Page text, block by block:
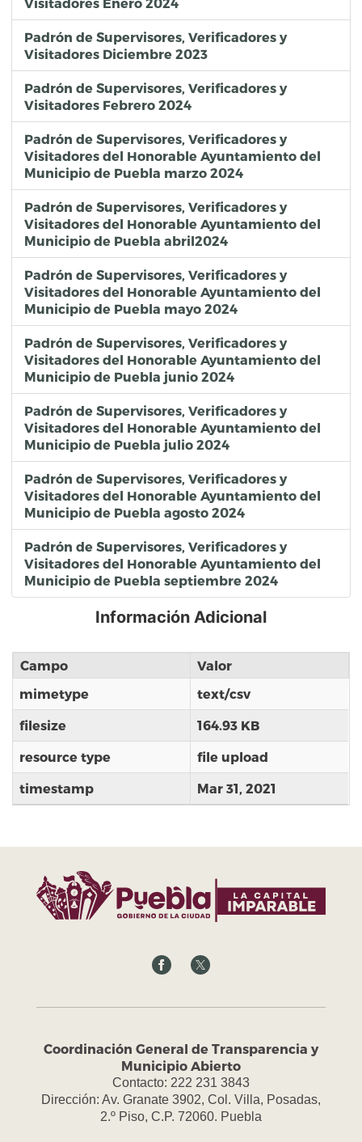
Padrón de Supervisores, Verificadores y
Visitadores Diciembre 2023
Padrón de Supervisores, Verificadores y
Visitadores Febrero 2024
Padrón de Supervisores, Verificadores y
Visitadores del Honorable Ayuntamiento del
Municipio de Puebla marzo 2024
Padrón de Supervisores, Verificadores y
Visitadores del Honorable Ayuntamiento del
Municipio de Puebla abril2024
Padrón de Supervisores, Verificadores y
Visitadores del Honorable Ayuntamiento del
Municipio de Puebla mayo 2024
Padrón de Supervisores, Verificadores y
Visitadores del Honorable Ayuntamiento del
Municipio de Puebla junio 2024
Padrón de Supervisores, Verificadores y
Visitadores del Honorable Ayuntamiento del
Municipio de Puebla julio 2024
Padrón de Supervisores, Verificadores y
Visitadores del Honorable Ayuntamiento del
Municipio de Puebla agosto 2024
Padrón de Supervisores, Verificadores y
Visitadores del Honorable Ayuntamiento del
Municipio de Puebla septiembre 2024
Información Adicional
Campo
Valor
mimetype
text/csv
filesize 164.93 KB
resource type file upload
timestamp Mar 31, 2021
Coordinación General de Transparencia y
Municipio Abierto
Contacto: 222 231 3843
Dirección: Av. Granate 3902, Col. Villa, Posadas,
2.º Piso, C.P. 72060. Puebla